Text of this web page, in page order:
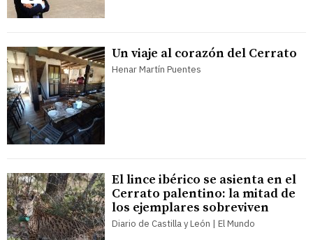
Un viaje al corazón del Cerrato
Henar Martín Puentes
El lince ibérico se asienta en el
Cerrato palentino: la mitad de
los ejemplares sobreviven
Diario de Castilla y León | El Mundo